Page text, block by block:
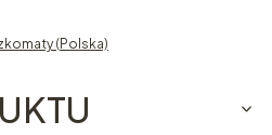
(Polska)